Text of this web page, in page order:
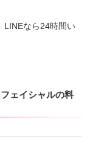
LINEなら24時間い
ェイシャルの料